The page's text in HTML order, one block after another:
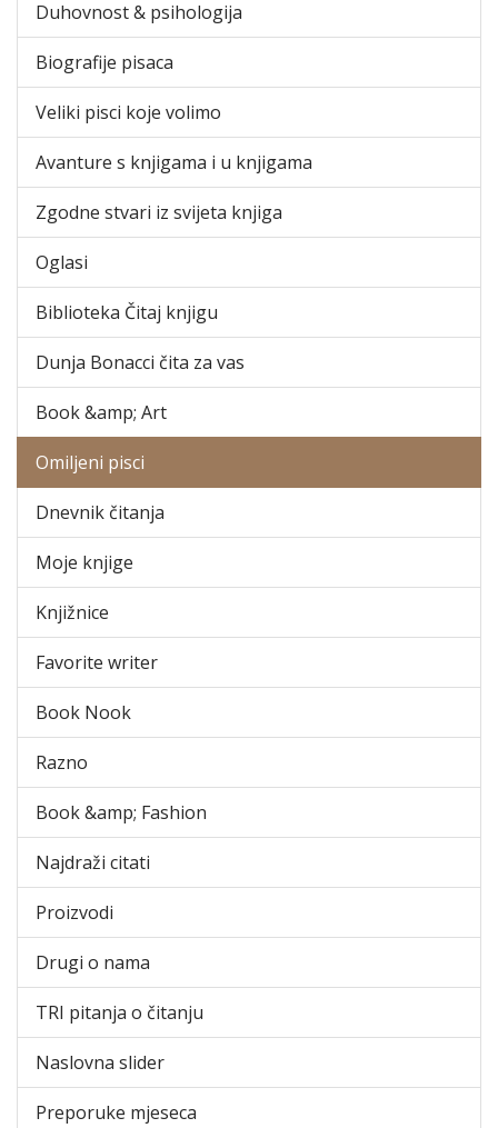
Duhovnost & psihologija
Biografije pisaca
Veliki pisci koje volimo
Avanture s knjigama i u knjigama
Zgodne stvari iz svijeta knjiga
Oglasi
Biblioteka Čitaj knjigu
Dunja Bonacci čita za vas
Book &amp; Art
Omiljeni pisci
Dnevnik čitanja
Moje knjige
Knjižnice
Favorite writer
Book Nook
Razno
Book &amp; Fashion
Najdraži citati
Proizvodi
Drugi o nama
TRI pitanja o čitanju
Naslovna slider
Preporuke mjeseca